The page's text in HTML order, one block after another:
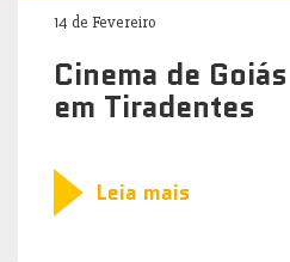
14 de Fevereiro
Cinema de
em Tiradentes
Leia mais